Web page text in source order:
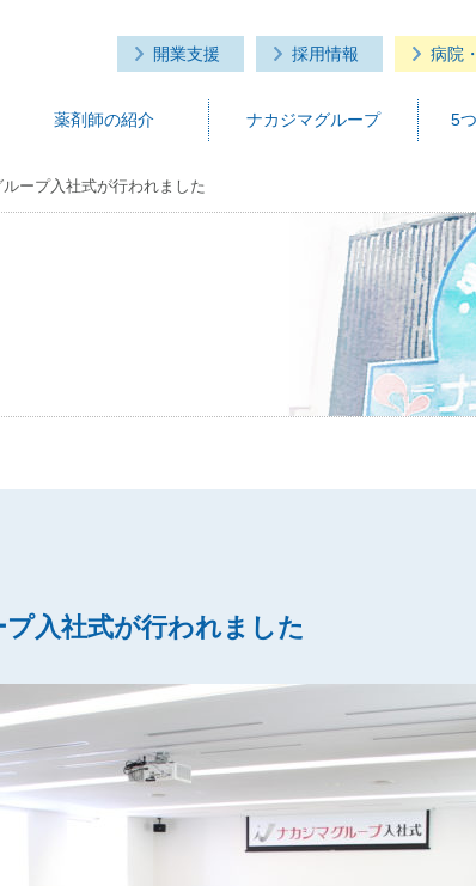
薬剤師の紹介 ナカジマグループ 5
開業支援 採用情報 病院
ープ入社式が行われました
入社式が行われました